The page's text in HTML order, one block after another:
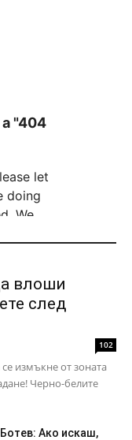
влоши
след
102
измъкне от зоната
Черно-белите
Ако искаш,